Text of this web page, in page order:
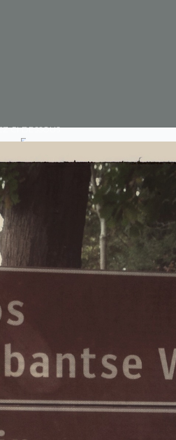
CI-DESSOUS